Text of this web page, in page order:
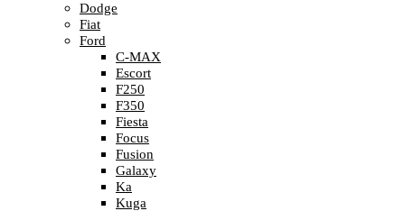
Dodge
Fiat
Ford
C-MAX
Escort
F250
F350
Fiesta
Focus
Fusion
Galaxy
Ka
Kuga